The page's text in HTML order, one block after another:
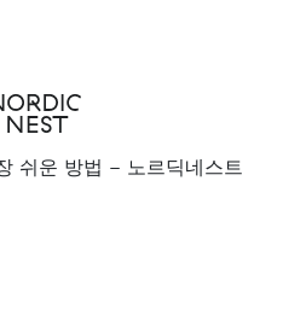
쉬운 방법 - 노르딕네스트